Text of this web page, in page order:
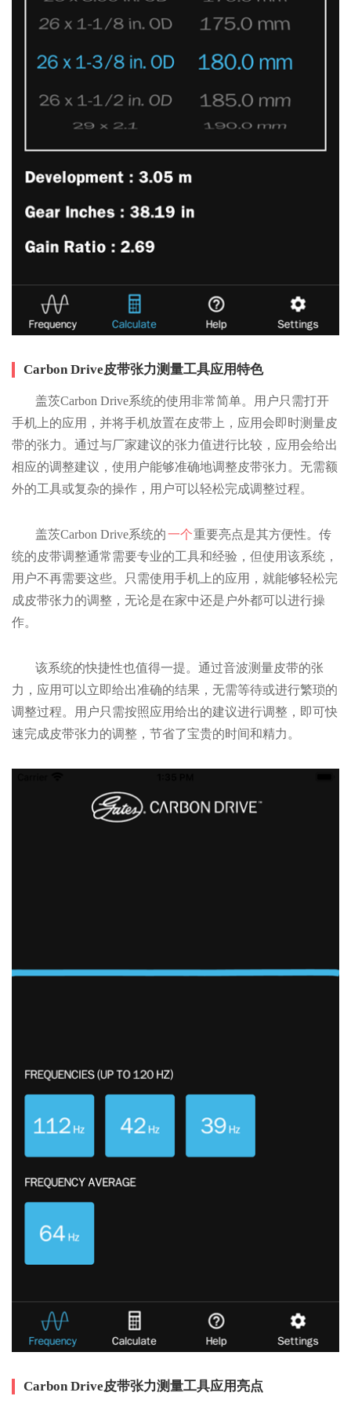
Carbon Drive皮带张力测量工具应用特色
盖茨Carbon Drive系统的使用非常简单。用户只需打开
手机上的应用，并将手机放置在皮带上，应用会即时测量皮
带的张力。通过与厂家建议的张力值进行比较，应用会给出
相应的调整建议，使用户能够准确地调整皮带张力。无需额
外的工具或复杂的操作，用户可以轻松完成调整过程。
盖茨Carbon Drive系统的一个重要亮点是其方便性。传
统的皮带调整通常需要专业的工具和经验，但使用该系统，
用户不再需要这些。只需使用手机上的应用，就能够轻松完
成皮带张力的调整，无论是在家中还是户外都可以进行操
作。
该系统的快捷性也值得一提。通过音波测量皮带的张
力，应用可以立即给出准确的结果，无需等待或进行繁琐的
调整过程。用户只需按照应用给出的建议进行调整，即可快
速完成皮带张力的调整，节省了宝贵的时间和精力。
Carbon Drive皮带张力测量工具应用亮点